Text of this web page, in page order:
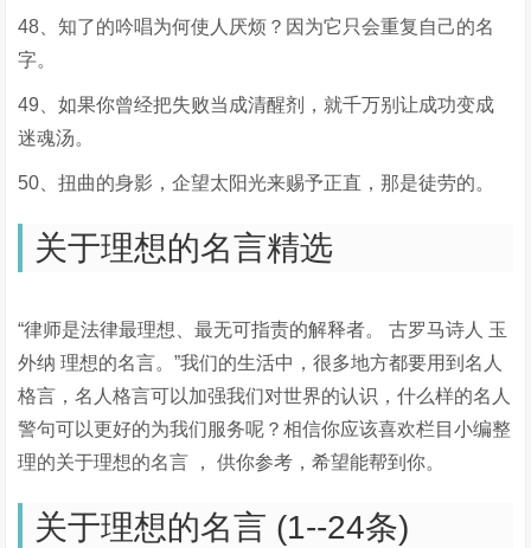
48、知了的吟唱为何使人厌烦？因为它只会重复自己的名
字。
49、如果你曾经把失败当成清醒剂，就千万别让成功变成
迷魂汤。
50、扭曲的身影，企望太阳光来赐予正直，那是徒劳的。
关于理想的名言精选
“律师是法律最理想、最无可指责的解释者。 古罗马诗人 玉
外纳 理想的名言。”我们的生活中，很多地方都要用到名人
格言，名人格言可以加强我们对世界的认识，什么样的名人
警句可以更好的为我们服务呢？相信你应该喜欢栏目小编整
理的关于理想的名言 ， 供你参考，希望能帮到你。
关于理想的名言 (1--24条)